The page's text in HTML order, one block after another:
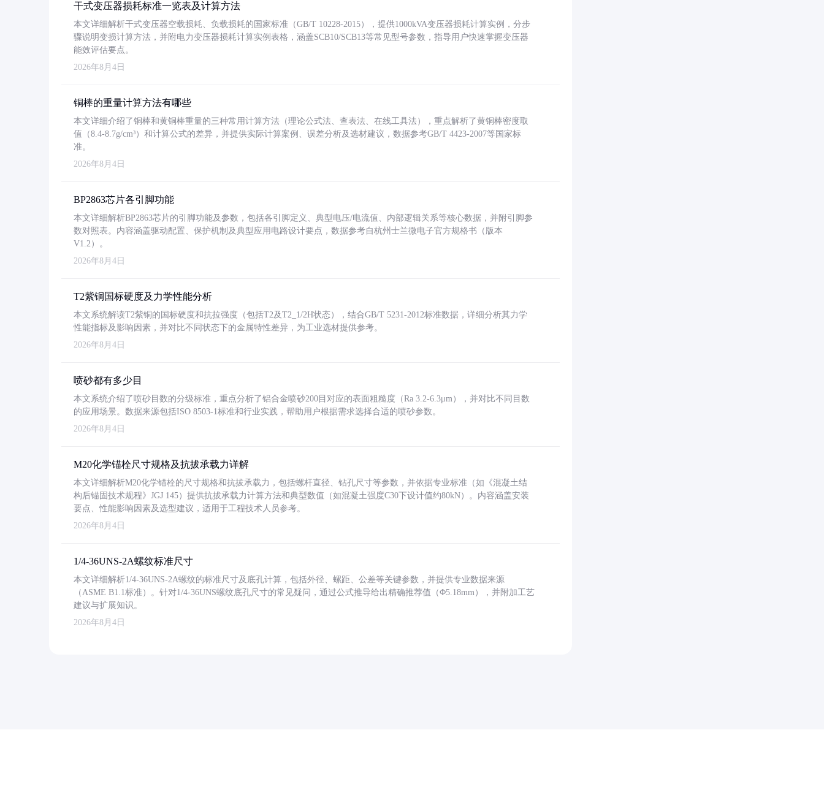
干式变压器损耗标准一览表及计算方法
本文详细解析干式变压器空载损耗、负载损耗的国家标准（GB/T 10228-2015），提供1000kVA变压器损耗计算实例，分步
骤说明变损计算方法，并附电力变压器损耗计算实例表格，涵盖SCB10/SCB13等常见型号参数，指导用户快速掌握变压器
能效评估要点。
2026年8月4日
铜棒的重量计算方法有哪些
本文详细介绍了铜棒和黄铜棒重量的三种常用计算方法（理论公式法、查表法、在线工具法），重点解析了黄铜棒密度取
值（8.4-8.7g/cm³）和计算公式的差异，并提供实际计算案例、误差分析及选材建议，数据参考GB/T 4423-2007等国家标
准。
2026年8月4日
BP2863芯片各引脚功能
本文详细解析BP2863芯片的引脚功能及参数，包括各引脚定义、典型电压/电流值、内部逻辑关系等核心数据，并附引脚参
数对照表。内容涵盖驱动配置、保护机制及典型应用电路设计要点，数据参考自杭州士兰微电子官方规格书（版本
V1.2）。
2026年8月4日
T2紫铜国标硬度及力学性能分析
本文系统解读T2紫铜的国标硬度和抗拉强度（包括T2及T2_1/2H状态），结合GB/T 5231-2012标准数据，详细分析其力学
性能指标及影响因素，并对比不同状态下的金属特性差异，为工业选材提供参考。
2026年8月4日
喷砂都有多少目
本文系统介绍了喷砂目数的分级标准，重点分析了铝合金喷砂200目对应的表面粗糙度（Ra 3.2-6.3μm），并对比不同目数
的应用场景。数据来源包括ISO 8503-1标准和行业实践，帮助用户根据需求选择合适的喷砂参数。
2026年8月4日
M20化学锚栓尺寸规格及抗拔承载力详解
本文详细解析M20化学锚栓的尺寸规格和抗拔承载力，包括螺杆直径、钻孔尺寸等参数，并依据专业标准（如《混凝土结
构后锚固技术规程》JGJ 145）提供抗拔承载力计算方法和典型数值（如混凝土强度C30下设计值约80kN）。内容涵盖安装
要点、性能影响因素及选型建议，适用于工程技术人员参考。
2026年8月4日
1/4-36UNS-2A螺纹标准尺寸
本文详细解析1/4-36UNS-2A螺纹的标准尺寸及底孔计算，包括外径、螺距、公差等关键参数，并提供专业数据来源
（ASME B1.1标准）。针对1/4-36UNS螺纹底孔尺寸的常见疑问，通过公式推导给出精确推荐值（Φ5.18mm），并附加工艺
建议与扩展知识。
2026年8月4日